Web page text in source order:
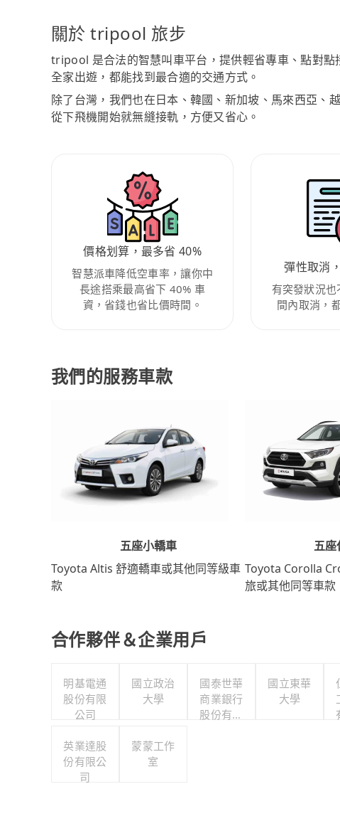
關於 tripool 旅步
tripool 是合法的智慧叫車平台，提供輕省專車、點對
全家出遊，都能找到最合適的交通方式。
除了台灣，我們也在日本、韓國、新加坡、馬來西亞、
從下飛機開始就無縫接軌，方便又省心。
價格划算，最多省 40%
智慧派車降低空車率，讓你中
長途搭乘最高省下 40% 車
資，省錢也省比價時間。
彈性取消
有突發狀況
間內取消，
我們的服務車款
五座小轎車
Toyota Altis 舒適轎車或其他同等級車
款
五座
Toyota Corolla
旅或其他同等車款
合作夥伴＆企業用戶
明基電通
股份有限
公司
國立政治
大學
國泰世華
商業銀行
股份有限
國立東華
大學
英業達股
份有限公
司
蒙蒙工作
室